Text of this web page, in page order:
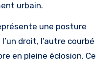
urbain.
une posture
droit, l’autre courbé
en pleine éclosion. Ce